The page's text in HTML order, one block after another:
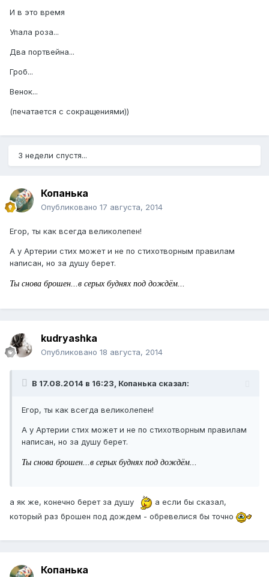
И в это время
Упала роза...
Два портвейна...
Гроб...
Венок...
(печатается с сокращениями))
3 недели спустя...
Копанька
Опубликовано 17 августа, 2014
Егор, ты как всегда великолепен!
А у Артерии стих может и не по стихотворным правилам
написан, но за душу берет.
Ты снова брошен...в серых буднях под дождём...
kudryashka
Опубликовано 18 августа, 2014
В 17.08.2014 в 16:23, Копанька сказал:
Егор, ты как всегда великолепен!
А у Артерии стих может и не по стихотворным правилам
написан, но за душу берет.
Ты снова брошен...в серых буднях под дождём...
а як же, конечно берет за душу
а если бы сказал,
который раз брошен под дождем - обревелися бы точно
Копанька